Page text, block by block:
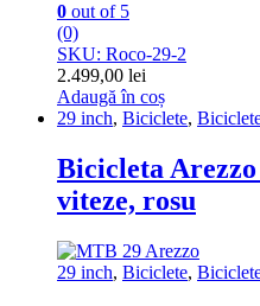
0 out of 5
(0)
SKU: Roco-29-2
2.499,00 lei
Adaugă în coș
29 inch, Biciclete,
Bicicleta
viteze, rosu
29 inch, Biciclete,